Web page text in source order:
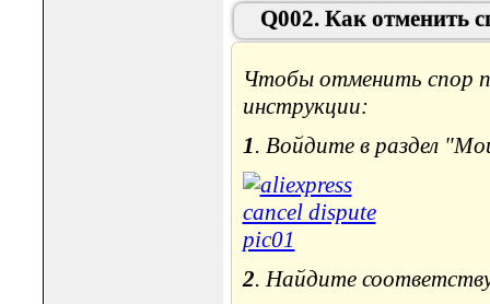
Q002. Как отменить
Чтобы отменить спор
инструкции:
1. Войдите в раздел
2. Найдите